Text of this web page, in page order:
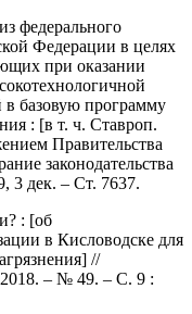
федерального
Федерации в целях
при оказании
базовую программу
: [в т. ч. Ставроп.
Правительства
законодательства
3 дек. – Ст. 7637.
: [об
в Кисловодске для
//
– № 49. – С. 9 :